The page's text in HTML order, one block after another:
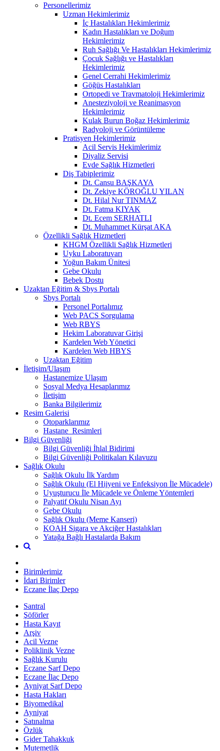
Personellerimiz
Uzman Hekimlerimiz
İç Hastalıkları Hekimlerimiz
Kadın Hastalıkları ve Doğum
Hekimlerimiz
Ruh Sağlığı Ve Hastalıkları Hekimlerimiz
Çocuk Sağlığı ve Hastalıkları
Hekimlerimiz
Genel Cerrahi Hekimlerimiz
Göğüs Hastalıkları
Ortopedi ve Travmatoloji Hekimlerimiz
Anesteziyoloji ve Reanimasyon
Hekimlerimiz
Kulak Burun Boğaz Hekimlerimiz
Radyoloji ve Görüntüleme
Pratisyen Hekimlerimiz
Acil Servis Hekimlerimiz
Diyaliz Servisi
Evde Sağlık Hizmetleri
Diş Tabiplerimiz
Dt. Cansu BAŞKAYA
Dt. Zekiye KÖROĞLU YILAN
Dt. Hilal Nur TINMAZ
Dt. Fatma KIYAK
Dt. Ecem SERHATLI
Dt. Muhammet Kürşat AKA
Özellikli Sağlık Hizmetleri
KHGM Özellikli Sağlık Hizmetleri
Uyku Laboratuvarı
Yoğun Bakım Ünitesi
Gebe Okulu
Bebek Dostu
Uzaktan Eğitim & Sbys Portalı
Sbys Portalı
Personel Portalımız
Web PACS Sorgulama
Web RBYS
Hekim Laboratuvar Girişi
Kardelen Web Yönetici
Kardelen Web HBYS
Uzaktan Eğitim
İletişim/Ulaşım
Hastanemize Ulaşım
Sosyal Medya Hesaplarımız
İletişim
Banka Bilgilerimiz
Resim Galerisi
Otoparklarımız
Hastane_Resimleri
Bilgi Güvenliği
Bilgi Güvenliği İhlal Bidirimi
Bilgi Güvenliği Politikaları Kılavuzu
Sağlık Okulu
Sağlık Okulu İlk Yardım
Sağlık Okulu (El Hijyeni ve Enfeksiyon İle Mücadele)
Uyuşturucu İle Mücadele ve Önleme Yöntemleri
Palyatif Okulu Nisan Ayı
Gebe Okulu
Sağlık Okulu (Meme Kanseri)
KOAH Sigara ve Akciğer Hastalıkları
Yatağa Bağlı Hastalarda Bakım
Birimlerimiz
İdari Birimler
Eczane İlaç Depo
Santral
Şöförler
Hasta Kayıt
Arşiv
Acil Vezne
Poliklinik Vezne
Sağlık Kurulu
Eczane Sarf Depo
Eczane İlaç Depo
Ayniyat Sarf Depo
Hasta Hakları
Biyomedikal
Ayniyat
Satınalma
Özlük
Gider Tahakkuk
Mutemetlik